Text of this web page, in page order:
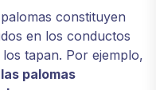
constituyen
en los conductos
tapan. Por ejemplo,
las palomas